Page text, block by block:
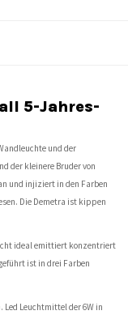
5-Jahres-
und der
der kleinere Bruder von
und injiziert in den Farben
Die Demetra ist kippen
ideal emittiert konzentriert
ist in drei Farben
Led Leuchtmittel der 6W in